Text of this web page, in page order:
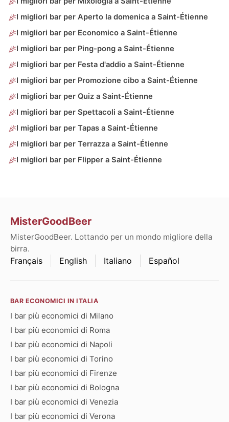
I migliori bar per Aperto la domenica a Saint-Étienne
I migliori bar per Economico a Saint-Étienne
I migliori bar per Ping-pong a Saint-Étienne
I migliori bar per Festa d'addio a Saint-Étienne
I migliori bar per Promozione cibo a Saint-Étienne
I migliori bar per Quiz a Saint-Étienne
I migliori bar per Spettacoli a Saint-Étienne
I migliori bar per Tapas a Saint-Étienne
I migliori bar per Terrazza a Saint-Étienne
I migliori bar per Flipper a Saint-Étienne
MisterGoodBeer
MisterGoodBeer. Lottando per un mondo migliore della
birra.
Français English Italiano Español
BAR ECONOMICI IN ITALIA
I bar più economici di Milano
I bar più economici di Roma
I bar più economici di Napoli
I bar più economici di Torino
I bar più economici di Firenze
I bar più economici di Bologna
I bar più economici di Venezia
I bar più economici di Verona